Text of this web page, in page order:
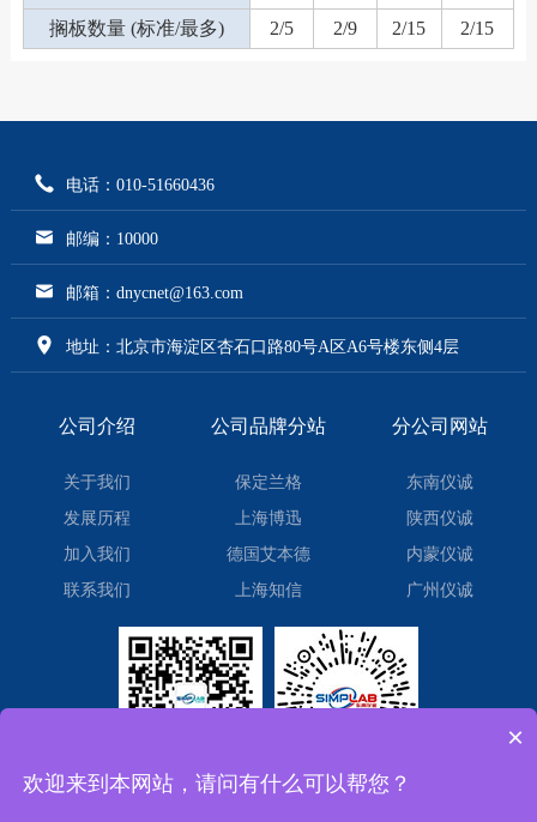
搁板数量 (标准/最多)
2/5 2/9 2/15 2/15
电话：010-51660436
邮编：10000
邮箱：dnycnet@163.com
地址：北京市海淀区杏石口路80号A区A6号楼东侧4层
公司介绍
关于我们
发展历程
加入我们
联系我们
公司品牌分站
保定兰格
上海博迅
德国艾本德
上海知信
分公司网站
东南仪诚
陕西仪诚
内蒙仪诚
广州仪诚
微信订阅号 微信小程序
×
欢迎来到本网站，请问有什么可以帮您？